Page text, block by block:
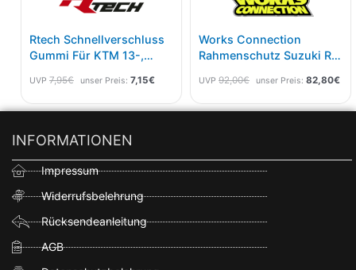
Rtech Schnellverschluss
Gummi Für KTM 13-,
21- 5 Pak Neutral
UVP 7,95€ unser Preis: 7,15€
Works Connection
Rahmenschutz Suzuki RM
UVP 92,00€ unser Preis: 82,80€
INFORMATIONEN
Impressum
Widerrufsbelehrung
Rücksendeanleitung
AGB